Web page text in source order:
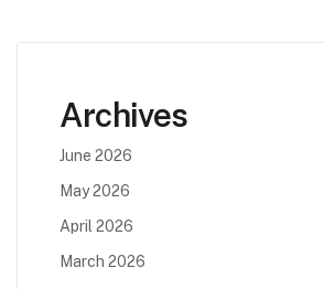
Archives
June 2026
May 2026
April 2026
March 2026